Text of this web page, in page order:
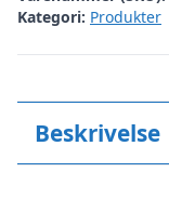
Kategori: Produkter
Beskrivelse